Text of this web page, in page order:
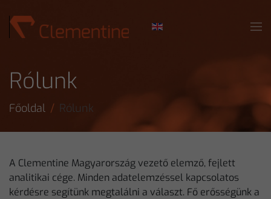
Skip to main content
Rólunk
Főoldal Rólunk
A Clementine Magyarország vezető elemző, fejlett
analitikai cége. Minden adatelemzéssel kapcsolatos
kérdésre segítünk megtalálni a választ. Fő erősségünk a